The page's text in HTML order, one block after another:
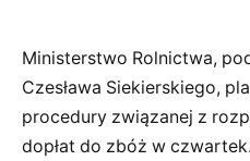
Ministerstwo Rolnictwa,
Czesława Siekierskiego,
procedury związanej z
dopłat do zbóż w